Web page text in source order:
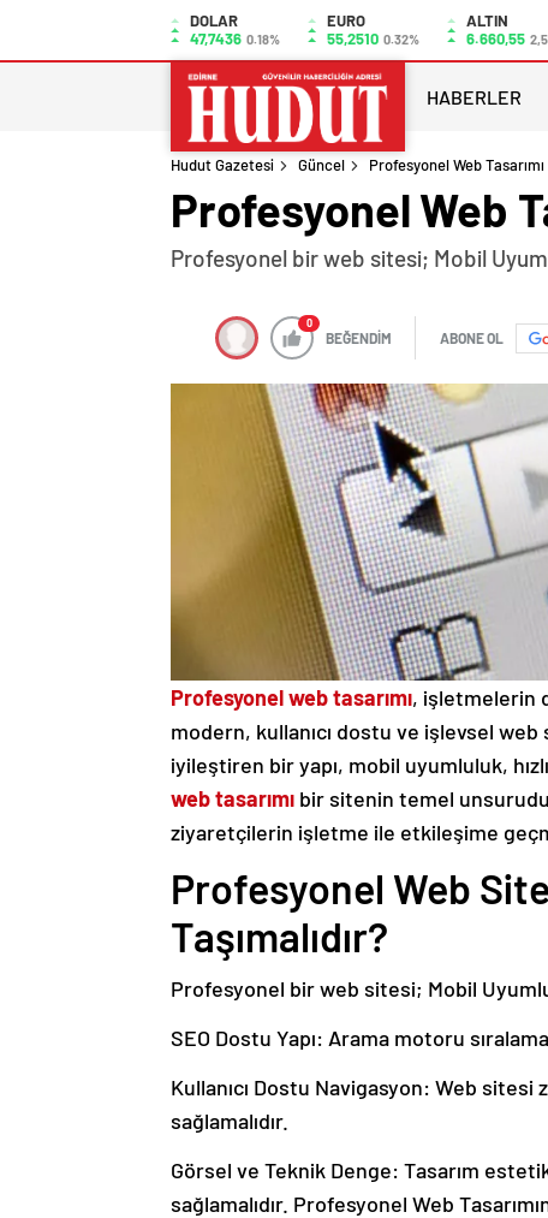
DOLAR
47,7436 0.18%
EURO
55,2510 0.32%
ALTIN
6.660,55
HABERLER
Hudut Gazetesi Güncel Profesyonel Web
Profesyonel Web
Profesyonel bir web sitesi; Mobil
0
BEĞENDİM ABONE OL
Profesyonel web tasarımı, işletmelerin
modern, kullanıcı dostu ve işlevsel web
iyileştiren bir yapı, mobil uyumluluk,
web tasarımı bir sitenin temel
ziyaretçilerin işletme ile etkileşime
Profesyonel Web
Taşımalıdır?
Profesyonel bir web sitesi; Mobil
SEO Dostu Yapı: Arama motoru
Kullanıcı Dostu Navigasyon: Web sitesi
sağlamalıdır.
Görsel ve Teknik Denge: Tasarım
sağlamalıdır. Profesyonel Web